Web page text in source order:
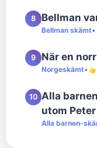
8 Bellman
Bellman skämt•
9 När en
Norgeskämt•
10 Alla
utom Peter
Alla barnen-